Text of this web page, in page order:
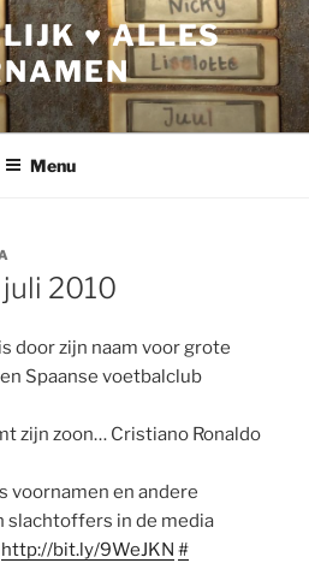
♥ ALLES
Menu
2010
door zijn naam voor grote
Spaanse voetbalclub
zijn zoon… Cristiano Ronaldo
voornamen en andere
slachtoffers in de media
http://bit.ly/9WeJKN #